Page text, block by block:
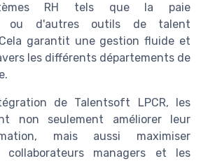
RH tels que la paie
ou d'autres outils de talent
garantit une gestion fluide et
les différents départements de
de Talentsoft LPCR, les
non seulement améliorer leur
mais aussi maximiser
collaborateurs managers et les